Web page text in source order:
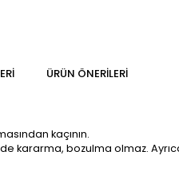
ÜRÜN ÖNERILERI
kaçının.
kararma, bozulma olmaz.